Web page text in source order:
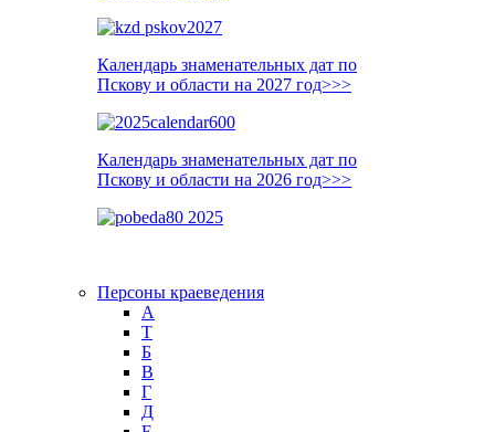
Календарь знаменательных дат по
Пскову и области на 2027 год>>>
Календарь знаменательных дат по
Пскову и области на 2026 год>>>
Персоны краеведения
А
T
Б
В
Г
Д